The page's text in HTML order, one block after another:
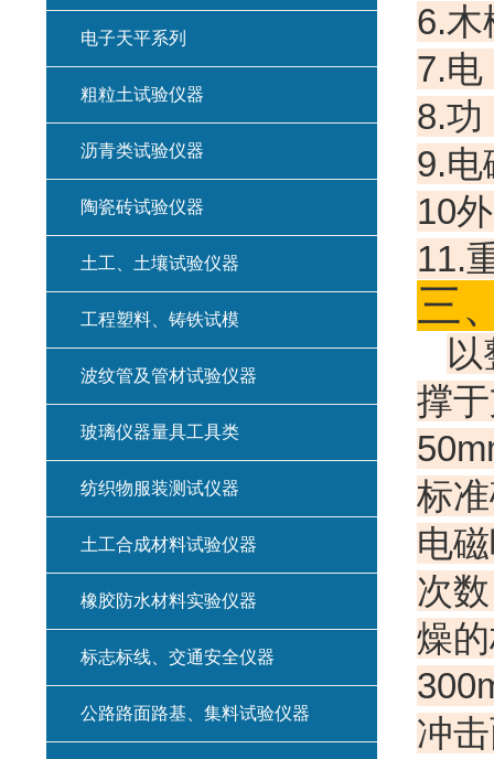
6.木
7.
8.
9.电
10
11.
三
撑
标
电
次
燥
冲
电子天平系列
粗粒土试验仪器
沥青类试验仪器
陶瓷砖试验仪器
土工、土壤试验仪器
工程塑料、铸铁试模
波纹管及管材试验仪器
玻璃仪器量具工具类
纺织物服装测试仪器
土工合成材料试验仪器
橡胶防水材料实验仪器
标志标线、交通安全仪器
公路路面路基、集料试验仪器